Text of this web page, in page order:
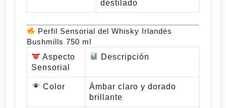
destilado
Perfil Sensorial del Whisky Irlandés
Bushmills 750 ml
Aspecto
Sensorial
Descripción
Color
Ámbar claro y dorado
brillante